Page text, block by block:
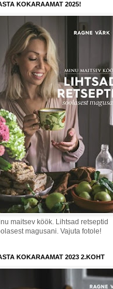
KOKARAAMAT 2025!
maitsev köök. Lihtsad retseptid
magusani. Vajuta fotole!
KOKARAAMAT 2023 2.KOHT